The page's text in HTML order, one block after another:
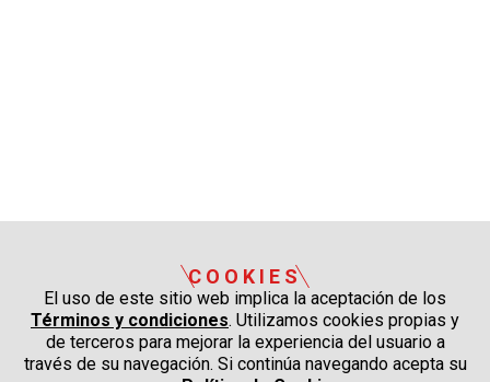
COOKIES
El uso de este sitio web implica la aceptación de los
Términos y condiciones. Utilizamos cookies propias y
de terceros para mejorar la experiencia del usuario a
través de su navegación. Si continúa navegando acepta su